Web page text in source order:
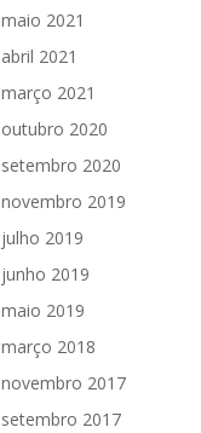
maio 2021
abril 2021
março 2021
outubro 2020
setembro 2020
novembro 2019
julho 2019
junho 2019
maio 2019
março 2018
novembro 2017
setembro 2017